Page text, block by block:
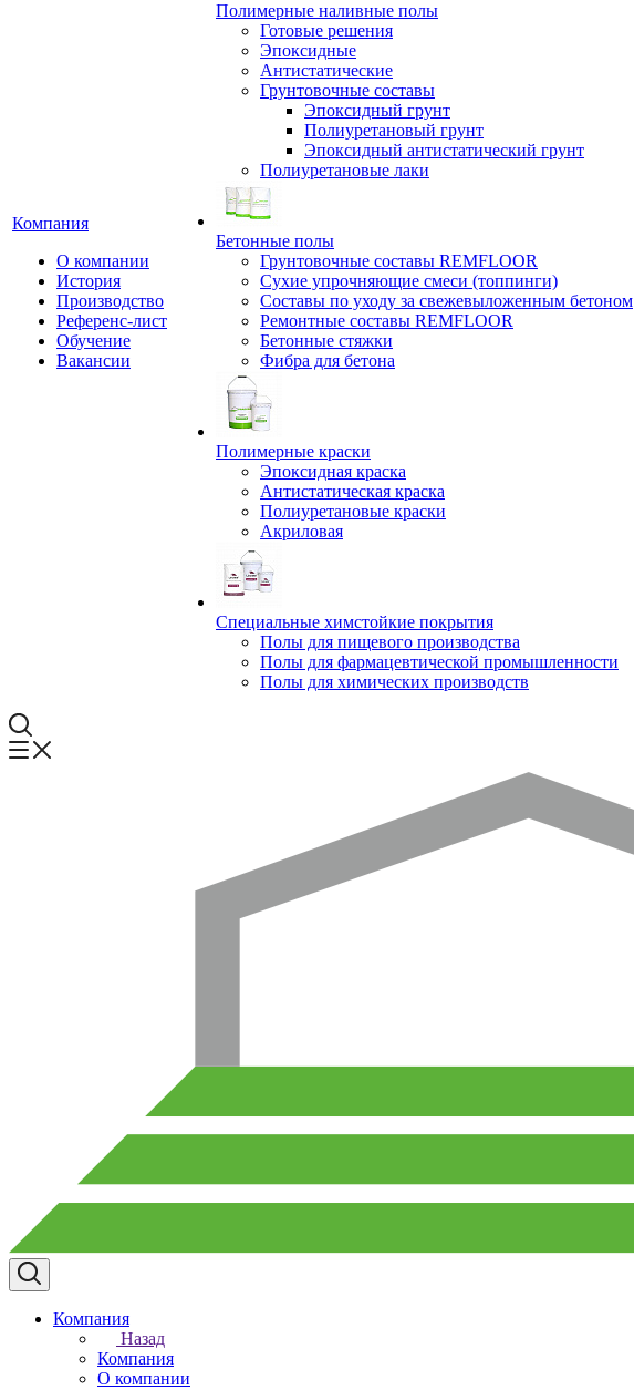
Компания
О компании
История
Производство
Референс-лист
Обучение
Вакансии
Полимерные наливные полы
Готовые решения
Эпоксидные
Антистатические
Грунтовочные составы
Эпоксидный грунт
Полиуретановый грунт
Эпоксидный антистатический грунт
Полиуретановые лаки
Бетонные полы
Грунтовочные составы REMFLOOR
Сухие упрочняющие смеси (топпинги)
Составы по уходу за свежевыложенным бетоном
Ремонтные составы REMFLOOR
Бетонные стяжки
Фибра для бетона
Полимерные краски
Эпоксидная краска
Антистатическая краска
Полиуретановые краски
Акриловая
Специальные химстойкие покрытия
Полы для пищевого производства
Полы для фармацевтической промышленности
Полы для химических производств
Компания
Назад
Компания
О компании